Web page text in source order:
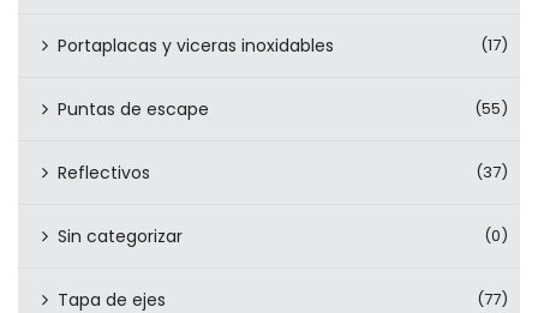
Portaplacas y viceras inoxidables (17)
Puntas de escape (55)
Reflectivos (37)
Sin categorizar (0)
Tapa de ejes (77)